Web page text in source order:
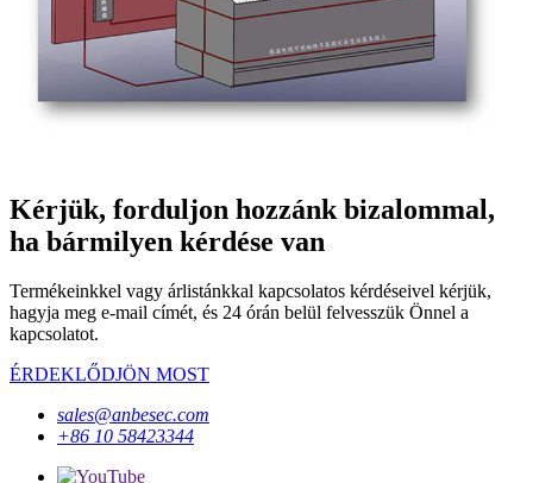
Kérjük, forduljon hozzánk bizalommal,
ha bármilyen kérdése van
Termékeinkkel vagy árlistánkkal kapcsolatos kérdéseivel kérjük,
hagyja meg e-mail címét, és 24 órán belül felvesszük Önnel a
kapcsolatot.
ÉRDEKLŐDJÖN MOST
sales@anbesec.com
+86 10 58423344